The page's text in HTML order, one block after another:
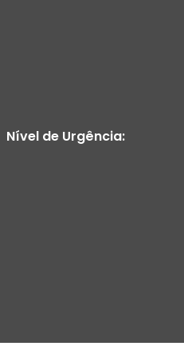
Nível de Urgência: